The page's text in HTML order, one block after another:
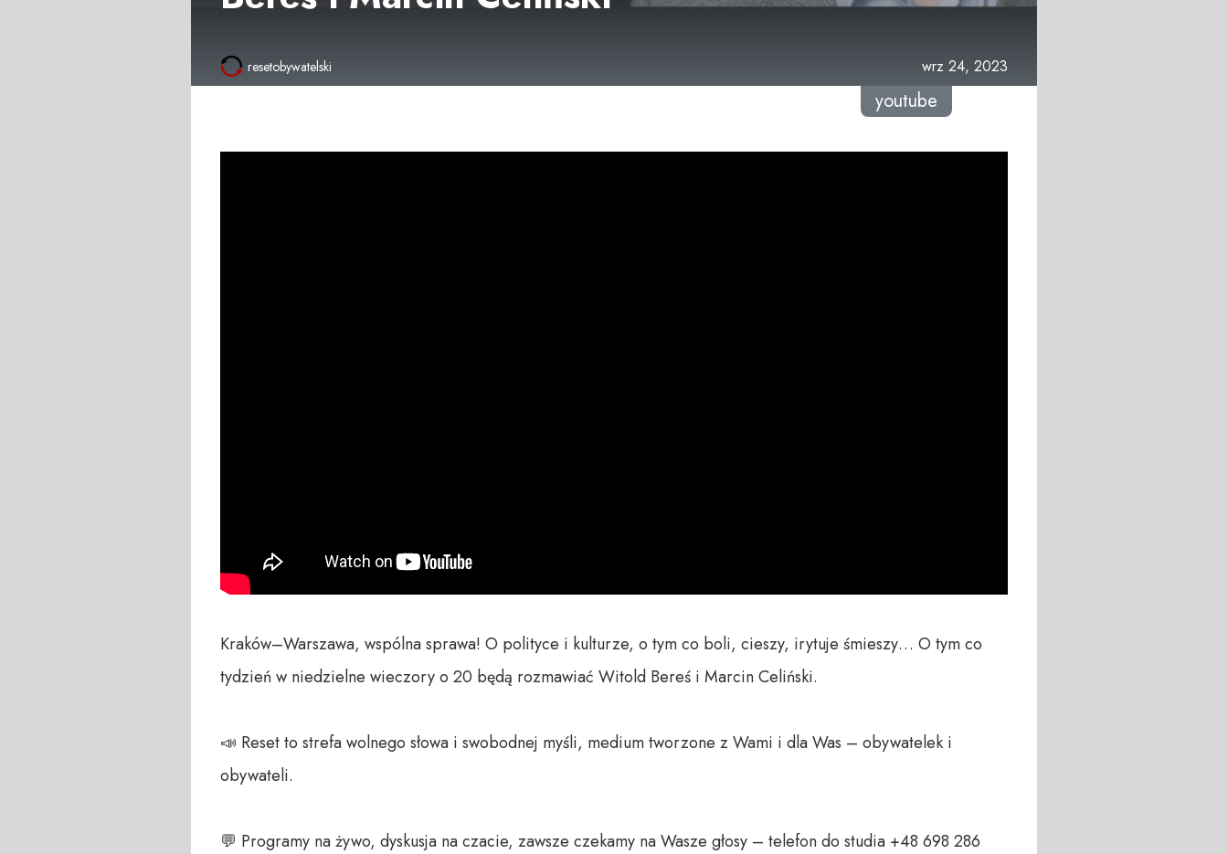
resetobywatelski wrz 24, 2023
youtube
Kraków–Warszawa, wspólna sprawa! O polityce i kulturze, o tym co boli, cieszy, irytuje śmieszy… O tym co
tydzień w niedzielne wieczory o 20 będą rozmawiać Witold Bereś i Marcin Celiński.
📣 Reset to strefa wolnego słowa i swobodnej myśli, medium tworzone z Wami i dla Was – obywatelek i
obywateli.
💬 Programy na żywo, dyskusja na czacie, zawsze czekamy na Wasze głosy – telefon do studia +48 698 286